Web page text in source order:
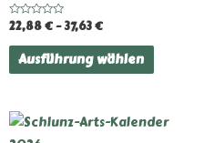
Bewertet
mit
0
von
22,88€–37,63€
Ausführung wählen
Dieses
Produkt